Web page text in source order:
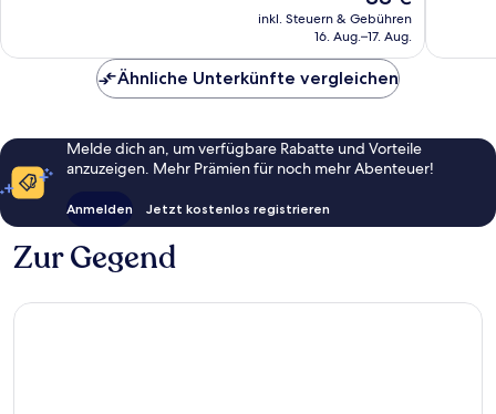
Preis
beträgt
inkl. Steuern & Gebühren
16. Aug.–17. Aug.
Ähnliche Unterkünfte vergleichen
Melde dich an, um verfügbare Rabatte und Vorteile
anzuzeigen. Mehr Prämien für noch mehr Abenteuer!
Anmelden Jetzt kostenlos registrieren
Zur Gegend